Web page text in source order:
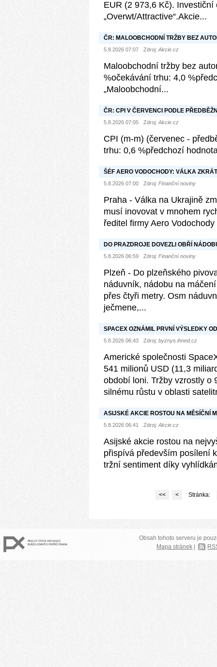
EUR (2 973,6 Kč).
„Overwt/Attractive“.Akcie...
ČR: MALOOBCHODNÍ TRŽBY BEZ
OČEKÁVÁNÍ +4,0 %
5.8.2026 07:07 Zdroj: Akcie.cz
Maloobchodní tržby bez
%očekávání trhu: 4,0
„Maloobchodní...
ČR: CPI V ČERVENCI PODLE
OČEKÁVÁNÍ
5.8.2026 07:05 Zdroj: Akcie.cz
CPI (m-m) (červenec -
trhu: 0,6 %předchozí
ŠÉF AERO VODOCHODY: VÁLKA
5.8.2026 07:00 Zdroj: Finanční noviny
Praha - Válka na Ukrajině
musí inovovat v mnohem
ředitel firmy Aero
DO PRAZDROJE DOVEZLI OBŘÍ
5.8.2026 06:59 Zdroj: Finanční noviny
Plzeň - Do plzeňského
náduvník, nádobu na
přes čtyři metry. Osm
ječmene,...
SPACEX OZNÁMIL PRVNÍ VÝSLEDKY
ALE NEJSPÍŠ NEZASTAVÍ
5.8.2026 06:43 Zdroj: byznys.ihned.cz
Americké společnosti
541 milionů USD (11,3
období loni. Tržby vzrostly o
silnému růstu v oblasti
ASIJSKÉ AKCIE ROSTOU NA MĚSÍČNÍ
5.8.2026 06:41 Zdroj: Akcie.cz
Asijské akcie rostou na
přispívá především posílení
tržní sentiment díky
<< < Stránka:
Obsah tohoto serveru je
Mapa stránek